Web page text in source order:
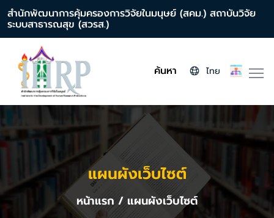
สำนักพัฒนาการคุ้มครองการวิจัยในมนุษย์ (สคม.) สถาบันวิจัย
ระบบสาธารณสุข (สวรส.)
ค้นหา ไทย
แผนผังเว็บไซต์
หน้าแรก / แผนผังเว็บไซต์